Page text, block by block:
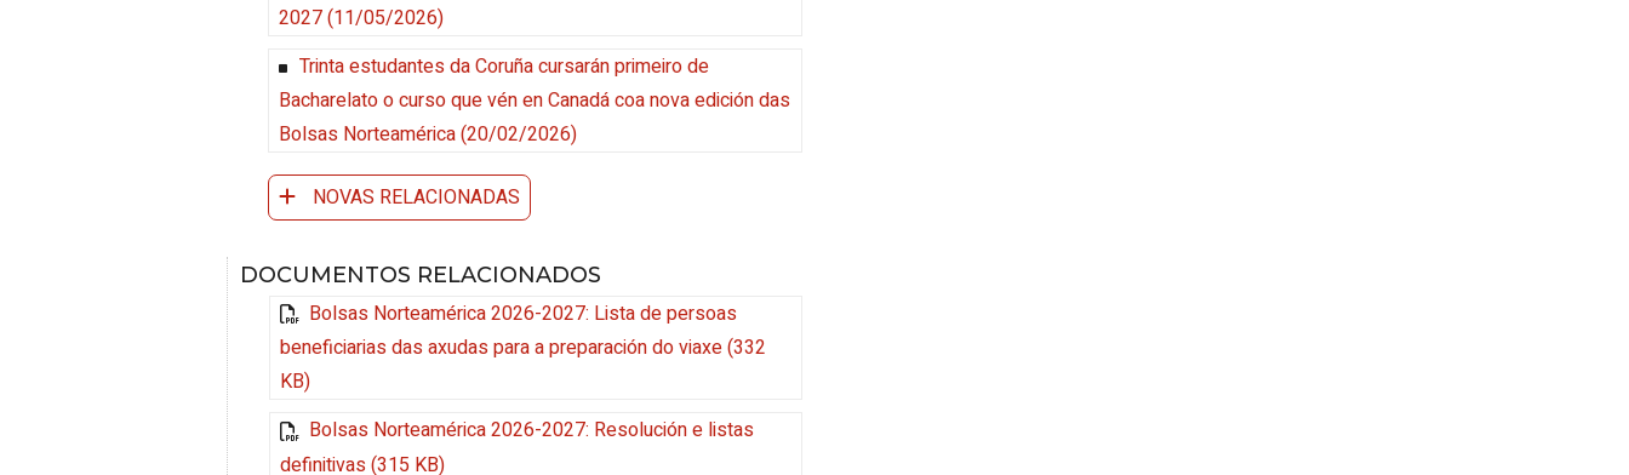
2027(11/05/2026)
Trinta estudantes da Coruña cursarán primeiro de
Bacharelato o curso que vén en Canadá coa nova edición das
Bolsas Norteamérica(20/02/2026)
NOVAS RELACIONADAS
DOCUMENTOS RELACIONADOS
Bolsas Norteamérica 2026-2027: Lista de persoas
beneficiarias das axudas para a preparación do viaxe (332
KB)
Bolsas Norteamérica 2026-2027: Resolución e listas
definitivas (315 KB)